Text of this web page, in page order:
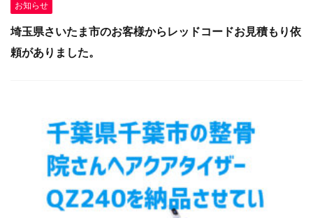
お知らせ
埼玉県さいたま市のお客様からレッドコードお見積もり依
頼がありました。